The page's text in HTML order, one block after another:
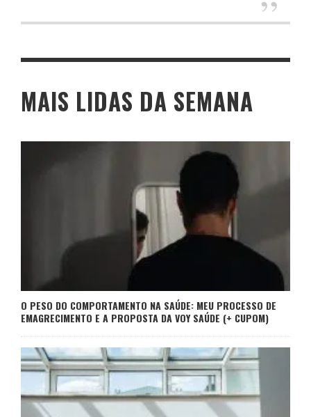
MAIS LIDAS DA SEMANA
O PESO DO COMPORTAMENTO NA SAÚDE: MEU PROCESSO DE
EMAGRECIMENTO E A PROPOSTA DA VOY SAÚDE (+ CUPOM)